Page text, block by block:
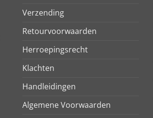
Verzending
Retourvoorwaarden
Herroepingsrecht
Klachten
Handleidingen
Algemene Voorwaarden